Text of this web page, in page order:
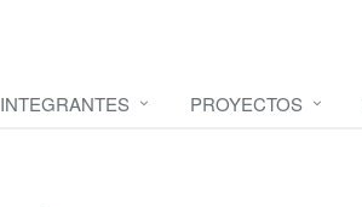
INTEGRANTES PROYECTOS